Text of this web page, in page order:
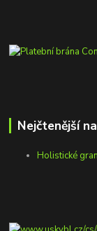
Nejčtenější
Holistické